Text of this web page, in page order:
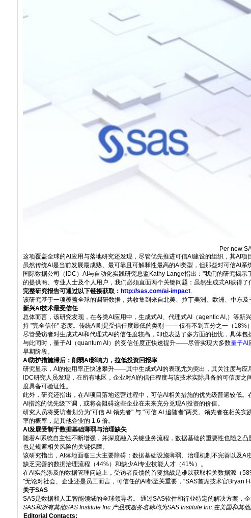
Per new
这项覆盖全球的AI应用与落地研究还发现，尽管优先推进可信AI建设的组织，其AI
虽然传统AI是当前发展最成熟、最可靠且可解释性最高的AI类型，但那些对可信AI
国际数据公司（IDC）AI与自动化实践研究总监Kathy Lange指出："我们的研究揭
的提供商、专业人士及个人用户，我们必须直面两个关键问题：虽然生成式AI获得
完整研究报告可通过以下链接获取： http://sas.com/ai-impact.
该研究基于一项覆盖全球的调研数据，共收集到来自北美、拉丁美洲、欧洲、中东
新兴AI技术最受信任
总体而言，该研究发现，在各类AI应用中，生成式AI、代理式AI（agentic AI,）等
持 "完全信任" 态度。传统AI则是受信任度最低的类别 —— 仅有不到五分之一（18%
尽管受访者对生成式AI和代理式AI的信任度较高，却也表达了多方面的担忧，具体
与此同时，量子AI（quantum AI）的受信任度正快速提升——尽管实现大多数量子AI
早期阶段。
AI防护措施滞后：削弱AI影响力，拉低投资回报率
研究显示，AI的使用率正快速攀升——其中生成式AI的表现尤为突出，其关注度与应
IDC研究人员发现，在所有地区，企业对AI的信任程度与该技术实际具备的可信度
度具备可验证性。
此外，研究还指出，在AI项目落地运营过程中，可信AI相关措施的优先级普遍较低
AI措施的优先级下调，或将会阻碍这些企业在未来充分兑现AI投资的价值。
研究人员将受访者划分为"可信 AI 领先者" 与 "可信 AI 追随者"两类。领先者在相关
率的概率，是其他企业的 1.6 倍。
AI发展受制于数据基础薄弱与治理缺失
随着AI系统自主性不断增强，并深度融入关键业务流程，数据基础的重要性也随之
也是规避相关风险的关键保障。
该研究指出，AI落地面临三大主要障碍：数据基础设施薄弱、治理机制不完善以及
缺乏完善的数据治理流程（44%）和缺少AI专业技能人才（41%）。
在AI实施涉及的数据管理问题上，受访者反馈的首要挑战是难以获取相关数据源（
"无论对社会、企业还是员工而言，可信任的AI都至关重要，"SAS首席技术官Bryan
关于SAS
SAS是数据和人工智能领域的全球领导者。 通过SAS软件和行业特定的解决方案，
SAS和所有其他SAS Institute Inc.产品或服务名称均为SAS Institute Inc.在美国和其
Editorial Contacts: